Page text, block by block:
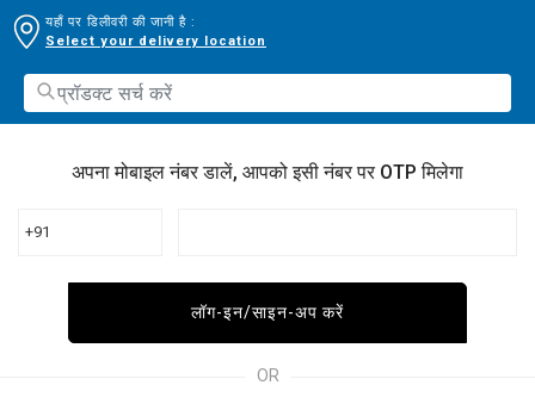
यहाँ पर डिलीवरी की जानी है :
Select your delivery location
अपना मोबाइल नंबर डालें, आपको इसी नंबर पर OTP मिलेगा
+91
लॉग-इन/साइन-अप करें
OR